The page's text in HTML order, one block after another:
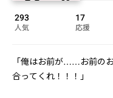
293
人気
17
応援
「俺はお前が……お前の
合ってくれ！！！」